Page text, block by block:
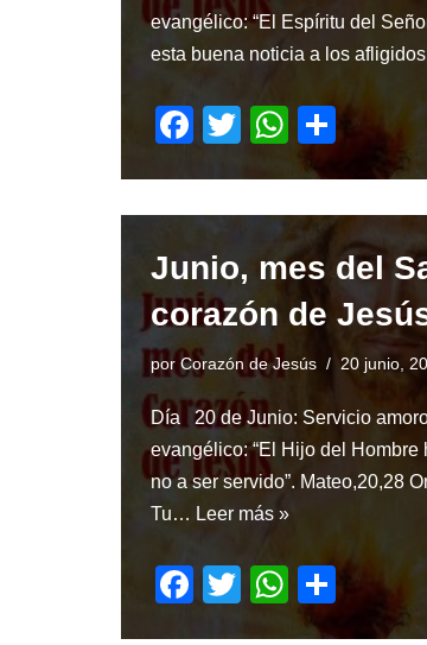
evangélico: “El Espíritu del
esta buena noticia a los
F
b
o
o
k
T
er
W
h
s
A
p
p
S
h
e
Junio, mes del
corazón de
por Corazón de Jesús 20 junio,
Día 20 de Junio: Servicio
evangélico: “El Hijo del Hombre
no a ser servido”. Mateo,20,28
Tu… Leer más »
F
T
W
h
S
h